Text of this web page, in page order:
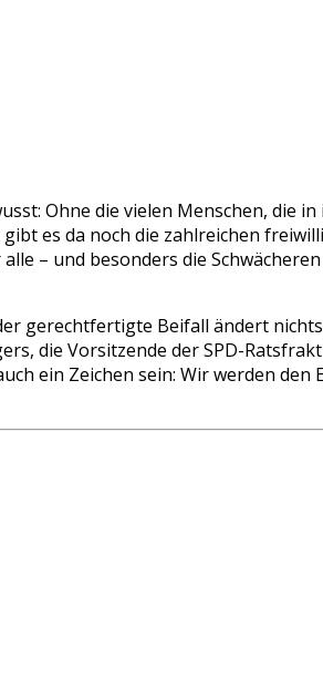
Ohne die vielen Menschen,
es da noch die zahlreichen
– und besonders die
gerechtfertigte Beifall ändert
die Vorsitzende der SPD-
ein Zeichen sein: Wir werden